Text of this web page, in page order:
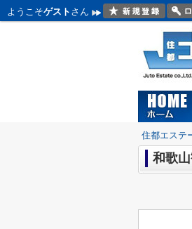
ようこそゲスト さん
住都エステ
和歌